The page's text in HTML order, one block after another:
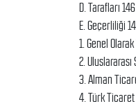
D. Tarafları 146
E. Geçerliliği
1. Genel Olarak
2.
3. Alman
4. Türk